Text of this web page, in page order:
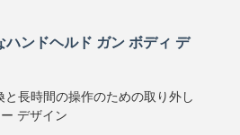
ハンドヘルド ガン ボディ デ
と長時間の操作のための取り外し
デザイン